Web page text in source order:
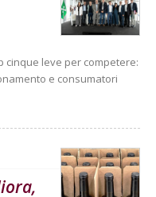
cinque leve per competere:
e consumatori